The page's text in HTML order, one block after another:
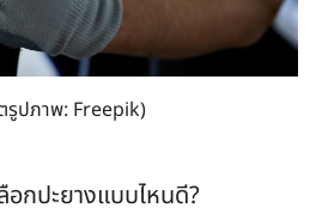
รูปภาพ: Freepik)
อกปะยางแบบไหนดี?